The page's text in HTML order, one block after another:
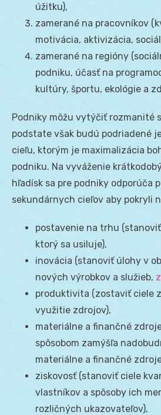
úžitku),
zamerané na pracovníkov
motivácia, aktivizácia,
zamerané na regióny
podniku, účasť na
kultúry, športu, ekológie a
Podniky môžu vytýčiť rozmanité
podstate však budú podriadené
cieľu, ktorým je maximalizácia
podniku. Na vyváženie
hľadísk sa pre podniky odporúča
sekundárnych cieľov aby pokryli
postavenie na trhu
ktorý sa usiluje),
inovácia (stanoviť úlohy v
nových výrobkov a služieb,
produktivita (zostaviť ciele
využitie zdrojov),
materiálne a finančné
spôsobom zamýšľa
materiálne a finančné
ziskovosť (stanoviť ciele
vlastníkov a spôsoby ich
rozličných ukazovateľov),